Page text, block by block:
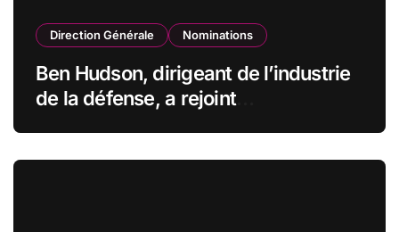
Direction Générale Nominations
Ben Hudson, dirigeant de l’industrie
de la défense, a rejoint